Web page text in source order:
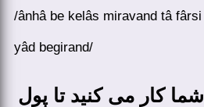
/ânhâ be kelâs miravand tâ fârsi
yâd begirand/
شما کار می کنید تا پول